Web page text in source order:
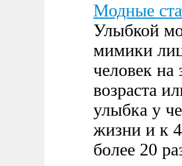
Модные
Улыбкой
мимики
человек на
возраста
улыбка у
жизни и к
более 20